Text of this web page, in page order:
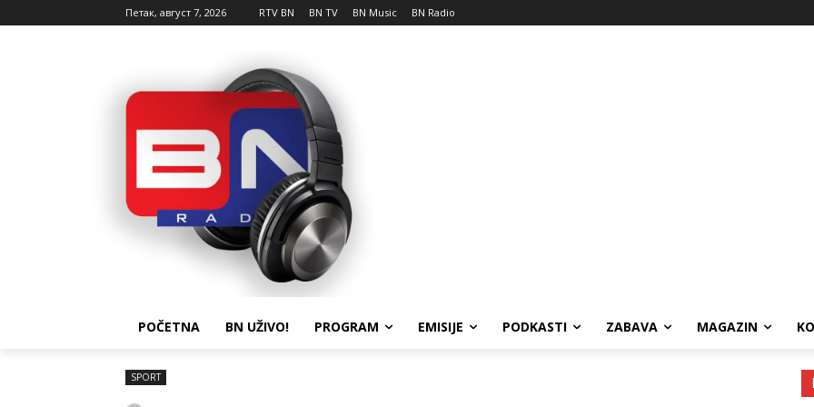
Петак, август 7, 2026 RTV BN BN TV BN Music BN Radio
POČETNA BN UŽIVO! PROGRAM EMISIJE PODKASTI ZABAVA MAGAZIN
SPORT